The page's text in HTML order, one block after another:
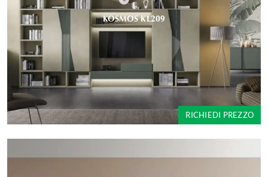
KOSMOS KL209
RICHIEDI PREZZO